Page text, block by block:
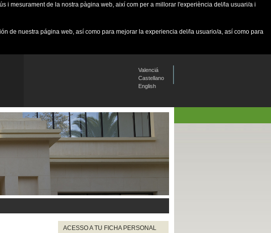
i mesurament de la nostra pàgina web, així com per a millorar l'experiència del/la usuari/a i
de nuestra página web, así como para mejorar la experiencia del/la usuario/a, así como para
Valenciá
Castellano
English
ACESSO A TU FICHA PERSONAL